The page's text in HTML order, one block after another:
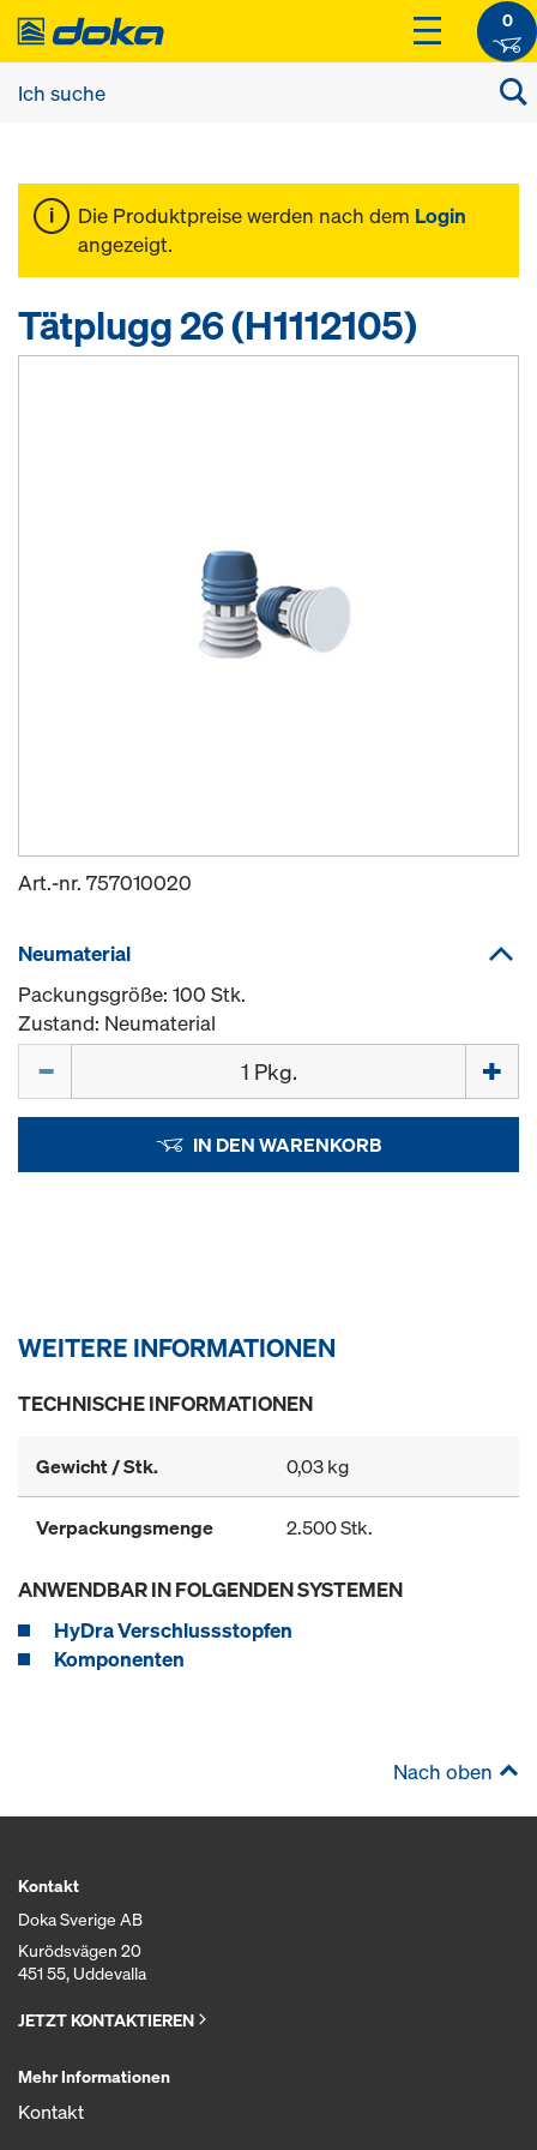
0
Die Produktpreise werden nach dem Login
angezeigt.
Tätplugg 26 (H1112105)
Art.-nr. 757010020
Neumaterial
Packungsgröße: 100 Stk.
Zustand: Neumaterial
IN DEN WARENKORB
WEITERE INFORMATIONEN
TECHNISCHE INFORMATIONEN
Gewicht / Stk. 0,03 kg
Verpackungsmenge 2.500 Stk.
ANWENDBAR IN FOLGENDEN SYSTEMEN
HyDra Verschlussstopfen
Komponenten
Nach oben
Kontakt
Doka Sverige AB
Kurödsvägen 20
451 55, Uddevalla
JETZT KONTAKTIEREN
Mehr Informationen
Kontakt